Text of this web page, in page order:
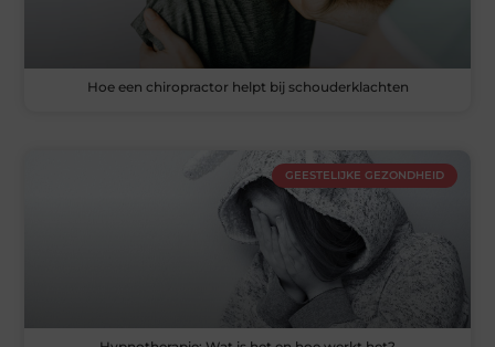
Hoe een chiropractor helpt bij schouderklachten
GEESTELIJKE GEZONDHEID